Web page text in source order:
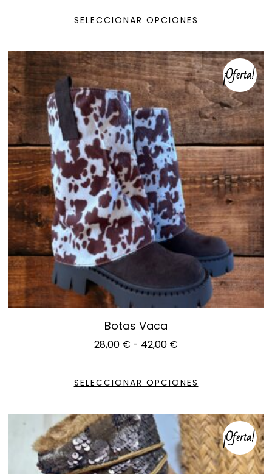
SELECCIONAR OPCIONES
¡Oferta!
Botas Vaca
28,00 € - 42,00 €
SELECCIONAR OPCIONES
¡Oferta!